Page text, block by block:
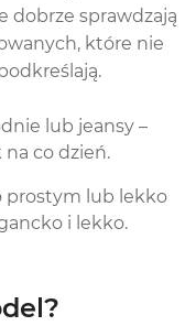
dobrze sprawdzają
które nie
lub jeansy –
co dzień.
prostym lub lekko
i lekko.